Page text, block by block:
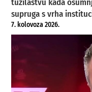
tužilaštvu kada
supruga s vrha
7. kolovoza 2026.